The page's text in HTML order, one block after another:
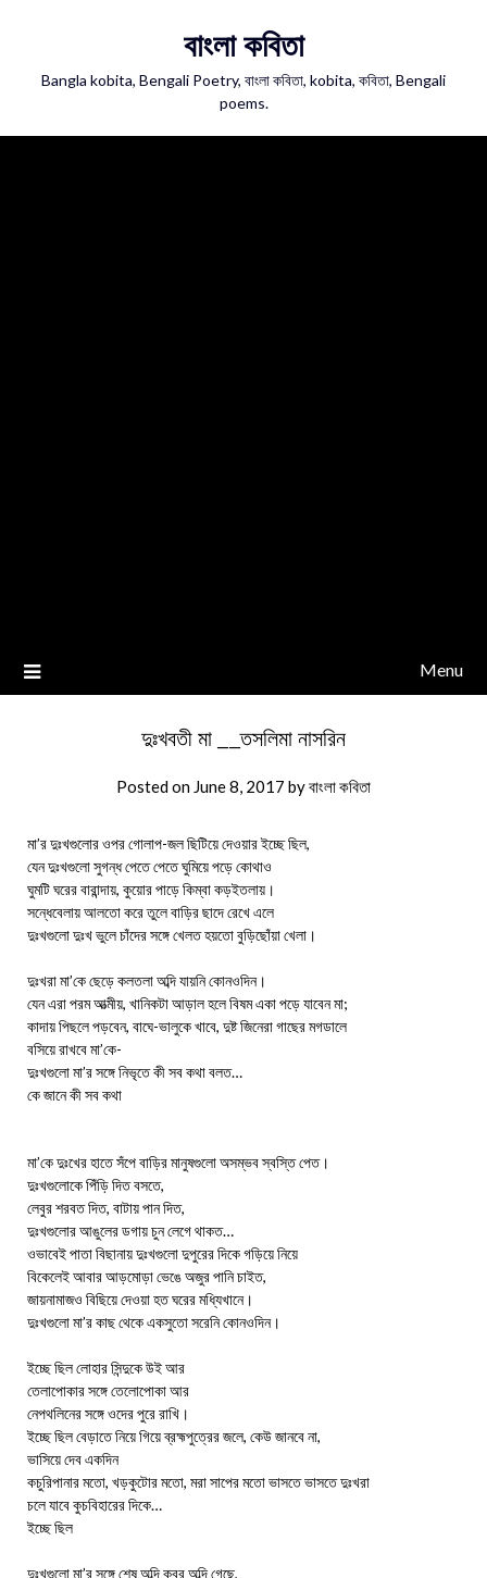
বাংলা কবিতা
Bangla kobita, Bengali Poetry, বাংলা কবিতা, kobita, কবিতা, Bengali
poems.
Menu
দুঃখবতী মা __তসলিমা নাসরিন
Posted on June 8, 2017 byবাংলা কবিতা
মা’র দুঃখগুলোর ওপর গোলাপ-জল ছিটিয়ে দেওয়ার ইচ্ছে ছিল,
যেন দুঃখগুলো সুগন্ধ পেতে পেতে ঘুমিয়ে পড়ে কোথাও
ঘুমটি ঘরের বারান্দায়, কুয়োর পাড়ে কিম্বা কড়ইতলায়।
সন্ধেবেলায় আলতো করে তুলে বাড়ির ছাদে রেখে এলে
দুঃখগুলো দুঃখ ভুলে চাঁদের সঙ্গে খেলত হয়তো বুড়িছোঁয়া খেলা।
দুঃখরা মা’কে ছেড়ে কলতলা অব্দি যায়নি কোনওদিন।
যেন এরা পরম আত্মীয়, খানিকটা আড়াল হলে বিষম একা পড়ে যাবেন মা;
কাদায় পিছলে পড়বেন, বাঘে-ভালুকে খাবে, দুষ্ট জিনেরা গাছের মগডালে
বসিয়ে রাখবে মা’কে-
দুঃখগুলো মা’র সঙ্গে নিভৃতে কী সব কথা বলত…
কে জানে কী সব কথা
মা’কে দুঃখের হাতে সঁপে বাড়ির মানুষগুলো অসম্ভব স্বস্তি পেত।
দুঃখগুলোকে পিঁড়ি দিত বসতে,
লেবুর শরবত দিত, বাটায় পান দিত,
দুঃখগুলোর আঙুলের ডগায় চুন লেগে থাকত…
ওভাবেই পাতা বিছানায় দুঃখগুলো দুপুরের দিকে গড়িয়ে নিয়ে
বিকেলেই আবার আড়মোড়া ভেঙে অজুর পানি চাইত,
জায়নামাজও বিছিয়ে দেওয়া হত ঘরের মধ্যিখানে।
দুঃখগুলো মা’র কাছ থেকে একসুতো সরেনি কোনওদিন।
ইচ্ছে ছিল লোহার সিন্দুকে উই আর
তেলাপোকার সঙ্গে তেলোপোকা আর
নেপথলিনের সঙ্গে ওদের পুরে রাখি।
ইচ্ছে ছিল বেড়াতে নিয়ে গিয়ে ব্রহ্মপুত্রের জলে, কেউ জানবে না,
ভাসিয়ে দেব একদিন
কচুরিপানার মতো, খড়কুটোর মতো, মরা সাপের মতো ভাসতে ভাসতে দুঃখরা
চলে যাবে কুচবিহারের দিকে…
ইচ্ছে ছিল
দুঃখগুলো মা’র সঙ্গে শেষ অব্দি কবর অব্দি গেছে,